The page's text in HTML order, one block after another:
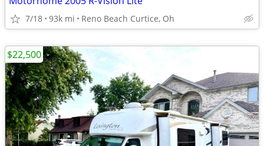
7/18 93k mi Reno Beach Curtice, Oh
$22,500